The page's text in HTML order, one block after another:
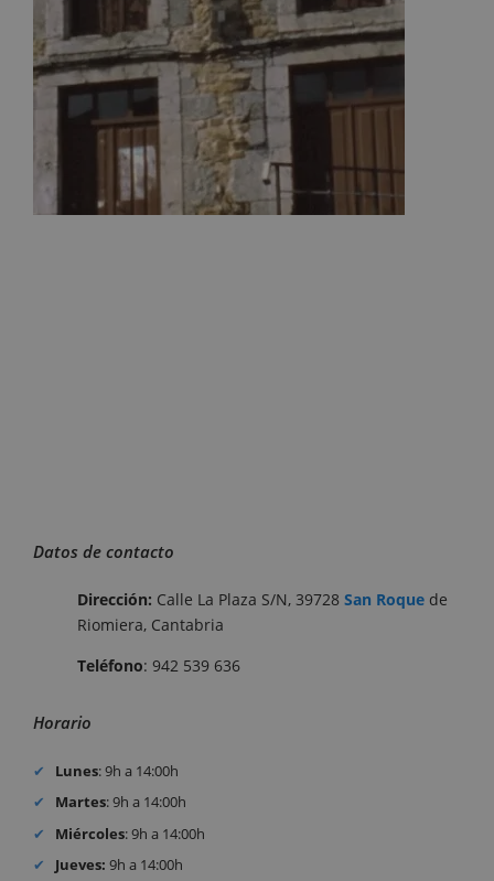
Datos de contacto
Dirección: Calle La Plaza S/N, 39728 San Roque de
Riomiera, Cantabria
Teléfono: 942 539 636
Horario
Lunes: 9h a 14:00h
Martes: 9h a 14:00h
Miércoles: 9h a 14:00h
Jueves: 9h a 14:00h